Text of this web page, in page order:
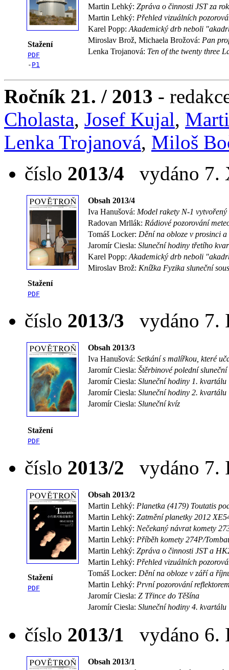
Stažení
PDF
- P1
Martin Lehký: Zpráva o činnosti JST za
Martin Lehký: Přehled vizuálních
Karel Popp: Akademický drb neboli
Miroslav Brož, Michaela Brožová: Pan
Lenka Trojanová: Ten of the twenty three
Ročník 21. / 2013 -
Cholasta, Josef Kujal,
Lenka Trojanová, Miloš
číslo 2013/4 vydáno 7.
Stažení
PDF
Obsah 2013/4
Iva Hanušová: Model rakety N-1 vytvořený
Radovan Mrllák: Rádiové pozorování
Tomáš Locker: Dění na obloze v prosinci a
Jaromír Ciesla: Sluneční hodiny třetího
Karel Popp: Akademický drb neboli
Miroslav Brož: Knížka Fyzika sluneční
číslo 2013/3 vydáno 7.
Stažení
PDF
Obsah 2013/3
Iva Hanušová: Setkání s malířkou, které
Jaromír Ciesla: Štěrbinové polední
Jaromír Ciesla: Sluneční hodiny 1. kvartálu
Jaromír Ciesla: Sluneční hodiny 2. kvartálu
Jaromír Ciesla: Sluneční kvíz
číslo 2013/2 vydáno 7.
Stažení
PDF
Obsah 2013/2
Martin Lehký: Planetka (4179) Toutatis
Martin Lehký: Zatmění planetky 2012
Martin Lehký: Nečekaný návrat komety
Martin Lehký: Příběh komety 274P/
Martin Lehký: Zpráva o činnosti JST a
Martin Lehký: Přehled vizuálních
Tomáš Locker: Dění na obloze v září a
Martin Lehký: První pozorování
Jaromír Ciesla: Z Třince do Těšína
Jaromír Ciesla: Sluneční hodiny 4. kvartálu
číslo 2013/1 vydáno 6.
Obsah 2013/1